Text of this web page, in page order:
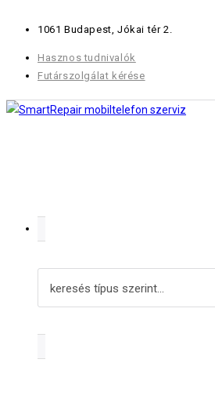
content
1061 Budapest, Jókai tér 2.
Hasznos tudnivalók
Futárszolgálat kérése